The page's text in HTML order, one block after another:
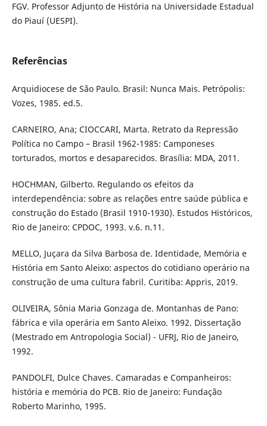
FGV. Professor Adjunto de História na Universidade Estadual
do Piauí (UESPI).
Referências
Arquidiocese de São Paulo. Brasil: Nunca Mais. Petrópolis:
Vozes, 1985. ed.5.
CARNEIRO, Ana; CIOCCARI, Marta. Retrato da Repressão
Política no Campo – Brasil 1962-1985: Camponeses
torturados, mortos e desaparecidos. Brasília: MDA, 2011.
HOCHMAN, Gilberto. Regulando os efeitos da
interdependência: sobre as relações entre saúde pública e
construção do Estado (Brasil 1910-1930). Estudos Históricos,
Rio de Janeiro: CPDOC, 1993. v.6. n.11.
MELLO, Juçara da Silva Barbosa de. Identidade, Memória e
História em Santo Aleixo: aspectos do cotidiano operário na
construção de uma cultura fabril. Curitiba: Appris, 2019.
OLIVEIRA, Sônia Maria Gonzaga de. Montanhas de Pano:
fábrica e vila operária em Santo Aleixo. 1992. Dissertação
(Mestrado em Antropologia Social) - UFRJ, Rio de Janeiro,
1992.
PANDOLFI, Dulce Chaves. Camaradas e Companheiros:
história e memória do PCB. Rio de Janeiro: Fundação
Roberto Marinho, 1995.